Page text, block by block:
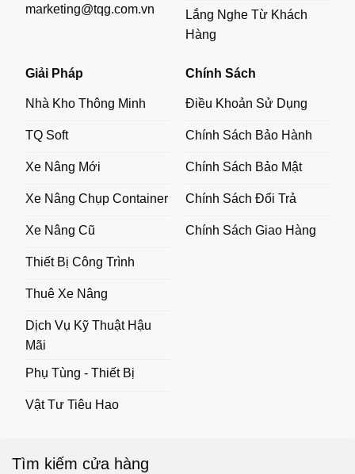
marketing@tqg.com.vn
Lắng Nghe Từ Khách
Hàng
Giải Pháp
Nhà Kho Thông Minh
TQ Soft
Xe Nâng Mới
Xe Nâng Chụp Container
Xe Nâng Cũ
Thiết Bị Công Trình
Thuê Xe Nâng
Dịch Vụ Kỹ Thuật Hậu
Mãi
Phụ Tùng - Thiết Bị
Vật Tư Tiêu Hao
Chính Sách
Điều Khoản Sử Dụng
Chính Sách Bảo Hành
Chính Sách Bảo Mật
Chính Sách Đổi Trả
Chính Sách Giao Hàng
Tìm kiếm cửa hàng